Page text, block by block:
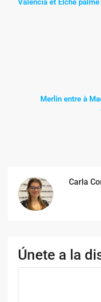
Merlin entre à
Carla
Únete a la